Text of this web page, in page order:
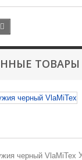
ТОВАРЫ